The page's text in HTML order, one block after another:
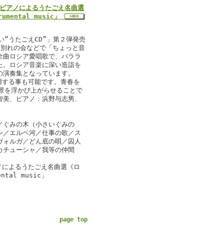
アノによるうたごえ名曲選
music」
うたごえCD”」第２弾発売
れの会などで「ちょっと音
ロシア愛唱歌で、バララ
ロシア音楽に深い造詣を
奏集となっています。
る事も可能です。青春を
を浮かび上がらせることで
、ピアノ：浜野与志男、
ぐみの木（小さいぐみの
エルベ河／仕事の歌／ス
ルガ／どん底の唄／囚人
ューシャ／我等の仲間
よるうたごえ名曲選《ロ
music」
page top